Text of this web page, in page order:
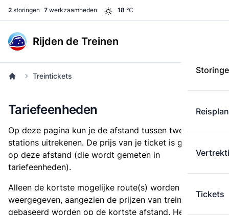
2 storingen 7 werkzaamheden 18 °C
Rijden de Treinen
Tickets
Treintickets
Tariefeenheden
Op deze pagina kun je de afstand tussen twee
stations uitrekenen. De prijs van je ticket is gebaseerd
op deze afstand (die wordt gemeten in
tariefeenheden).
Alleen de kortste mogelijke route(s) worden
weergegeven, aangezien de prijzen van treintickets
gebaseerd worden op de kortste afstand. Het is